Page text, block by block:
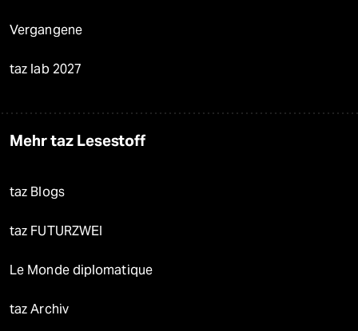
Vergangene
taz lab 2027
Mehr taz Lesestoff
taz Blogs
taz FUTURZWEI
Le Monde diplomatique
taz Archiv